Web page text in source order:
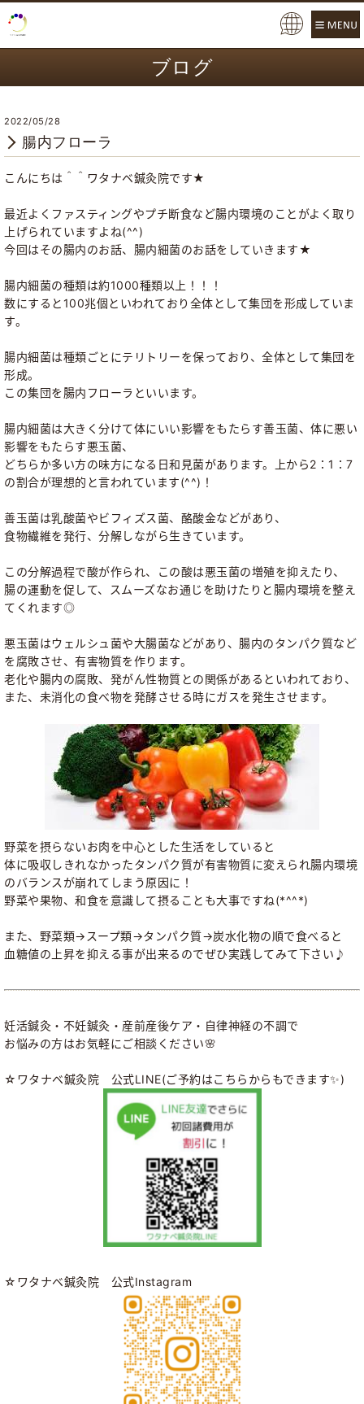
ブログ
2022/05/28
腸内フローラ
こんにちは＾＾ワタナベ鍼灸院です★
最近よくファスティングやプチ断食など腸内環境のことがよく取り
上げられていますよね(^^)
今回はその腸内のお話、腸内細菌のお話をしていきます★
腸内細菌の種類は約1000種類以上！！！
数にすると100兆個といわれており全体として集団を形成していま
す。
腸内細菌は種類ごとにテリトリーを保っており、全体として集団を
形成。
この集団を腸内フローラといいます。
腸内細菌は大きく分けて体にいい影響をもたらす善玉菌、 体に悪い
影響をもたらす悪玉菌、
どちらか多い方の味方になる日和見菌があります。
上から2：1：7
の割合が理想的と言われています(^^)！
善玉菌は乳酸菌やビフィズス菌、酪酸金などがあり、
食物繊維を発行、分解しながら生きています。
この分解過程で酸が作られ、この酸は悪玉菌の増殖を抑えたり、
腸の運動を促して、スムーズなお通じを助けたりと腸内環境を整え
てくれます◎
悪玉菌はウェルシュ菌や大腸菌などがあり、腸内のタンパク質など
を腐敗させ、有害物質を作ります。
老化や腸内の腐敗、発がん性物質との関係があるといわれており、
また、未消化の食べ物を発酵させる時にガスを発生させます。
野菜を摂らないお肉を中心とした生活をしていると
体に吸収しきれなかったタンパク質が有害物質に変えられ腸内環境
のバランスが崩れてしまう原因に！
野菜や果物、和食を意識して摂ることも大事ですね(*^^*)
また、野菜類→スープ類→タンパク質→炭水化物の順で食べると
血糖値の上昇を抑える事が出来るのでぜひ実践してみて下さい♪
妊活鍼灸・不妊鍼灸・産前産後ケア・自律神経の不調で
お悩みの方はお気軽にご相談ください🌸
☆ワタナベ鍼灸院 公式LINE(ご予約はこちらからもできます✨)
☆ワタナベ鍼灸院 公式Instagram